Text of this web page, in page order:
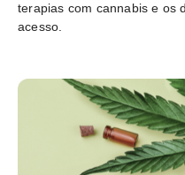
terapias com cannabis e os
acesso.